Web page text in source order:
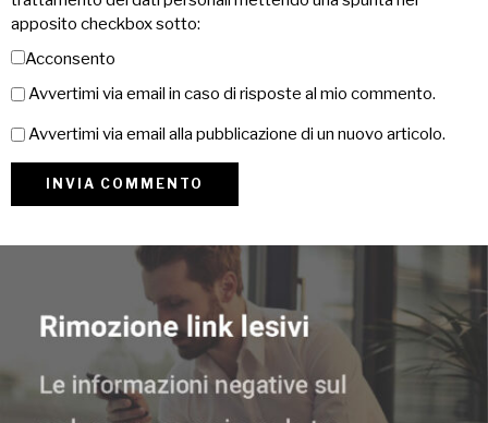
apposito checkbox sotto:
Acconsento
Avvertimi via email in caso di risposte al mio commento.
Avvertimi via email alla pubblicazione di un nuovo articolo.